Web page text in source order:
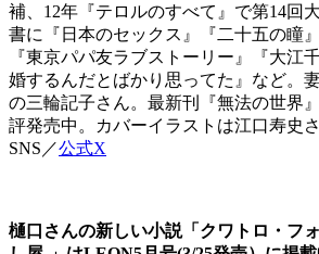
補、12年『テロルのすべて』で第14回
書に『日本のセックス』『二十五の瞳
『東京パパ友ラブストーリー』『大江
婚するんだとばかり思ってた』など。
の三輪記子さん。最新刊『無法の世界
評発売中。カバーイラストは江口寿史さ
SNS／公式X
樋口さんの新しい小説「クワトロ・フ